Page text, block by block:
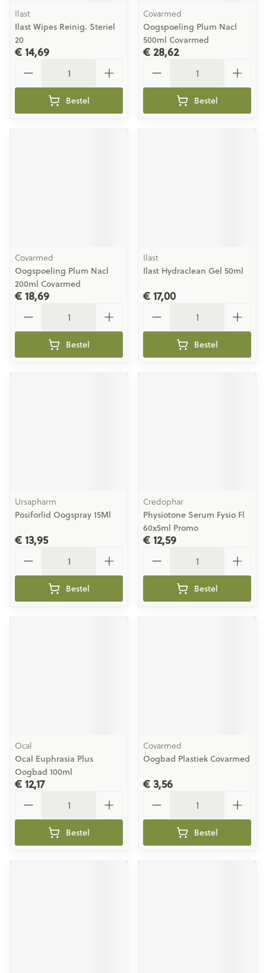
Ilast
Ilast Wipes Reinig. Steriel
20
€ 14,69
Bestel
Covarmed
Oogspoeling Plum Nacl
500ml Covarmed
€ 28,62
Bestel
Covarmed
Oogspoeling Plum Nacl
200ml Covarmed
€ 18,69
Bestel
Ilast
Ilast Hydraclean Gel 50ml
€ 17,00
Bestel
Ursapharm
Posiforlid Oogspray 15Ml
€ 13,95
Bestel
Credophar
Physiotone Serum Fysio Fl
60x5ml Promo
€ 12,59
Bestel
Ocal
Ocal Euphrasia Plus
Oogbad 100ml
€ 12,17
Bestel
Covarmed
Oogbad Plastiek Covarmed
€ 3,56
Bestel